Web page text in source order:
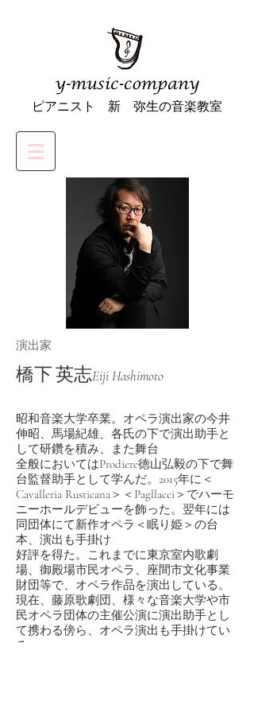
ピアニスト 新 弥生の音楽教室
演出家
橋下 英志Eiji Hashimoto
昭和音楽大学卒業。オペラ演出家の今井
伸昭、馬場紀雄、各氏の下で演出助手と
して研鑽を積み、また舞台
全般においてはProdiere徳山弘毅の下で舞
台監督助手として学んだ。2015年に＜
Cavalleria Rusticana＞＜Pagllacci＞ でハーモ
ニーホールデビューを飾った。翌年には
同団体にて新作オペラ ＜眠り姫＞の台
本、演出も手掛け
好評を得た。これまでに東京室内歌劇
場、御殿場市民オペラ、座間市文化事業
財団等で、オペラ作品を​演出している。
現在、藤原歌劇団、様々な音楽大学や市
民オペラ団体の主催公演に演出助手とし
て携わる傍ら、オペラ演出も手掛けてい
る。